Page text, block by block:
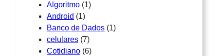
Algoritmo (1)
Android (1)
Banco de Dados (1)
celulares (7)
Cotidiano (6)